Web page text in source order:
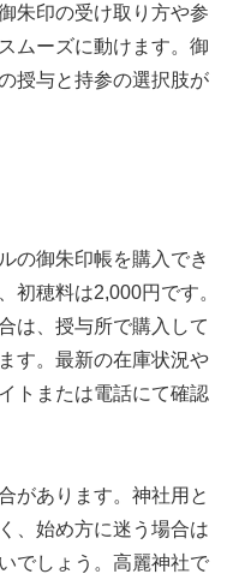
朱印の受け取り方や参
ムーズに動けます。御
授与と持参の選択肢が
の御朱印帳を購入でき
初穂料は2,000円です。
は、授与所で購入して
す。最新の在庫状況や
トまたは電話にて確認
があります。神社用と
、始め方に迷う場合は
でしょう。高麗神社で